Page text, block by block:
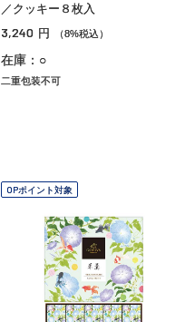
／クッキー８枚入
3,240 円 （8%税込）
在庫：○
二重包装不可
OPポイント対象